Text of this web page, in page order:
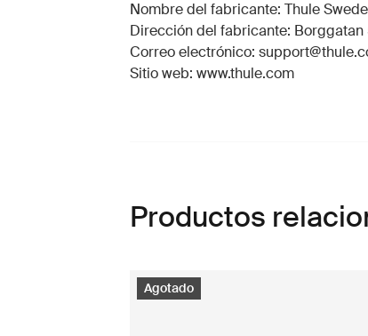
Nombre del fabricante: Thule
Dirección del fabricante:
Correo electrónico:
Sitio web: www.thule.com
Productos
Agotado